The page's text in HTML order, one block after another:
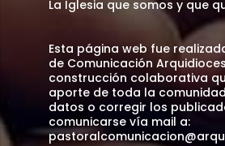
La Iglesia que somos y que
Esta página web fue
de Comunicación
construcción colaborativa
aporte de toda la
datos o corregir los
comunicarse vía mail a: